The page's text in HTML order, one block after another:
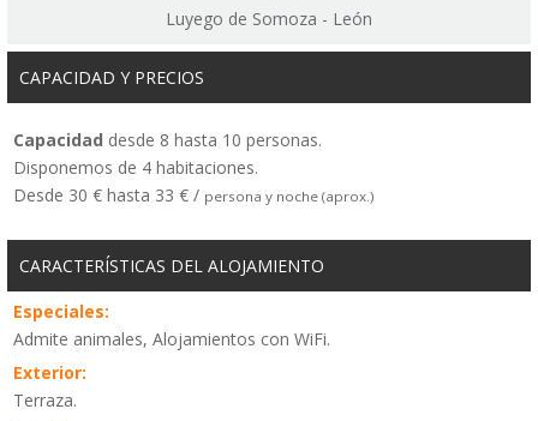
Luyego de Somoza - León
CAPACIDAD Y PRECIOS
Capacidad desde 8 hasta 10 personas.
Disponemos de 4 habitaciones.
Desde 30 € hasta 33 € / persona y noche (aprox.)
CARACTERÍSTICAS DEL ALOJAMIENTO
Especiales:
Admite animales, Alojamientos con WiFi.
Exterior:
Terraza.